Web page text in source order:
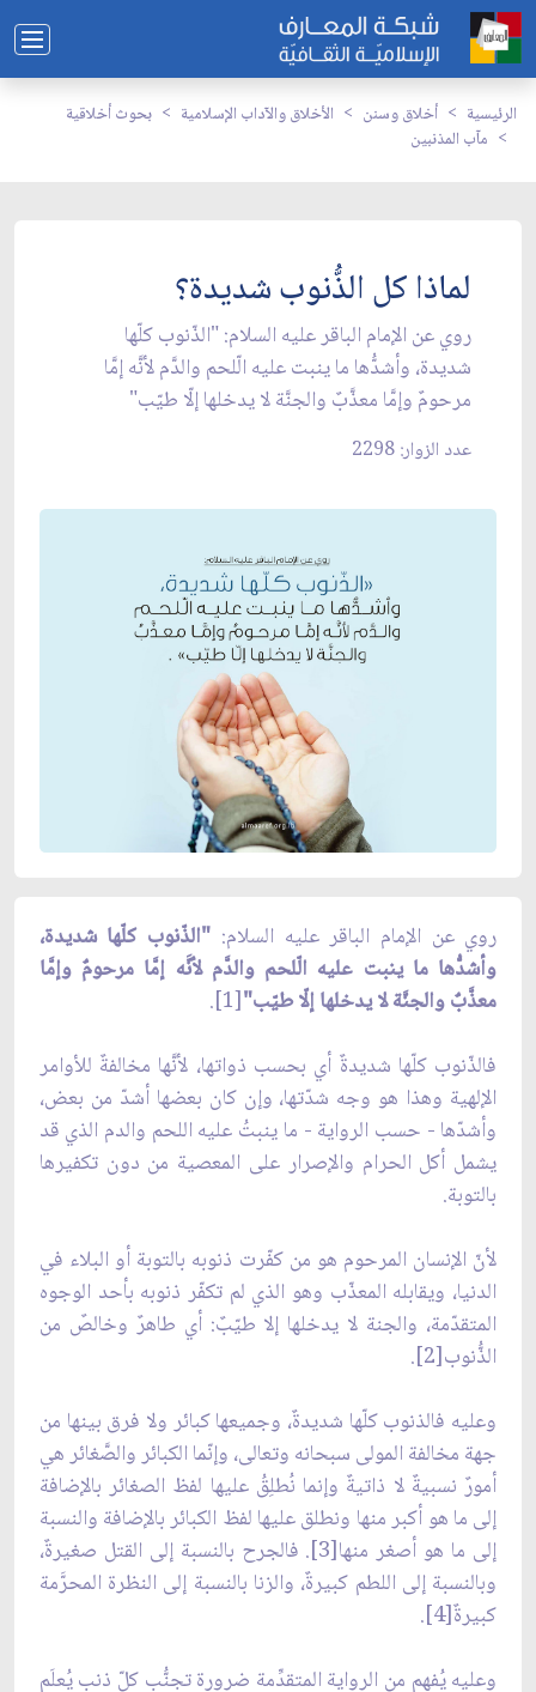
الرئيسية أخلاق وسنن الأخلاق والآداب الإسلامية
بحوث أخلاقية
مآب المذنبين
لماذا كل الذُّنوب شديدة؟
روي عن الإمام الباقر عليه السلام: "الذّنوب كلّها
شديدة، وأشدُّها ما ينبت عليه الّلحم والدَّم لأنَّه إمَّا
مرحومٌ وإمَّا معذَّبٌ والجنَّة لا يدخلها إلّا طيّب"
عدد الزوار: 2298
روي عن الإمام الباقر عليه السلام: "الذّنوب كلّها شديدة،
وأشدُّها ما ينبت عليه الّلحم والدَّم لأنَّه إمَّا مرحومٌ وإمَّا
معذَّبٌ والجنَّة لا يدخلها إلّا طيّب"[1].
فالذّنوب كلّها شديدةٌ أي بحسب ذواتها، لأنَّها مخالفةٌ للأوامر
الإلهية وهذا هو وجه شدّتها، وإن كان بعضها أشدّ من بعض،
وأشدّها - حسب الرواية - ما ينبتُ عليه اللحم والدم الذي قد
يشمل أكل الحرام والإصرار على المعصية من دون تكفيرها
بالتوبة.
لأنّ الإنسان المرحوم هو من كفّرت ذنوبه بالتوبة أو البلاء في
الدنيا، ويقابله المعذّب وهو الذي لم تكفّر ذنوبه بأحد الوجوه
المتقدّمة، والجنة لا يدخلها إلا طيّبٌ: أي طاهرٌ وخالصٌ من
الذُّنوب[2].
وعليه فالذنوب كلّها شديدةٌ، وجميعها كبائر ولا فرق بينها من
جهة مخالفة المولى سبحانه وتعالى، وإنّما الكبائر والصَّغائر هي
أمورٌ نسبيةٌ لا ذاتيةٌ وإنما نُطلِقُ عليها لفظ الصغائر بالإضافة
إلى ما هو أكبر منها ونطلق عليها لفظ الكبائر بالإضافة والنسبة
إلى ما هو أصغر منها[3]. فالجرح بالنسبة إلى القتل صغيرةٌ،
وبالنسبة إلى اللطم كبيرةٌ، والزنا بالنسبة إلى النظرة المحرَّمة
كبيرةٌ[4].
وعليه يُفهم من الرواية المتقدِّمة ضرورة تجنُّب كلّ ذنب يُعلَم